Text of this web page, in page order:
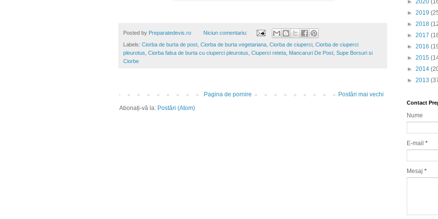
Posted by Preparatedevis.ro Niciun comentariu:
Labels: Ciorba de burta de post Ciorba de burta vegetariana Ciorba de ciuperci Ciorba de ciuperci
pleurotus Ciorba falsa de burta cu ciuperci pleurotus Ciuperci reteta Mancaruri De Post Supe Borsuri si
Ciorbe
Postări mai vechi
Pagina de pornire
Abonați-vă la: Postări (Atom)
► 2020
► 2019
► 2018
► 2017
► 2016
► 2015
► 2014
► 2013
Contact
Nume
E-mail *
Mesaj *